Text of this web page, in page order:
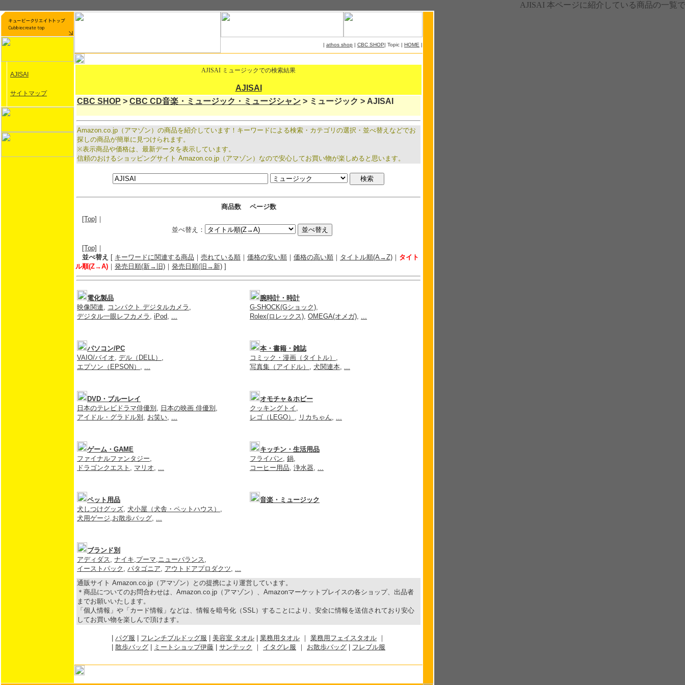
AJISAI 本ページに紹介している商品の一覧
AJISAI
サイトマップ
| athos shop | CBC SHOP| Topic | HOME |
AJISAI ミュージックでの検索結果
AJISAI
CBC SHOP > CBC CD音楽・ミュージック・ミュージシャン > ミュージック > AJISAI
Amazon.co.jp（アマゾン）の商品を紹介しています！キーワードによる検索・カテゴリの選択・並べ替えなどでお
探しの商品が簡単に見つけられます。
※表示商品や価格は、最新データを表示しています。
信頼のおけるショッピングサイト Amazon.co.jp（アマゾン）なので安心してお買い物が楽しめると思います。
商品数
ページ数
[Top] ｜
並べ替え：
[Top] ｜
並べ替え [ キーワードに関連する商品 ｜ 売れている順 ｜ 価格の安い順 ｜ 価格の高い順 ｜ タイトル順(A→Z) ｜ タイト
ル順(Z→A) ｜ 発売日順(新→旧) ｜ 発売日順(旧→新) ]
電化製品
映像関連, コンパクト デジタルカメラ ,
デジタル一眼レフカメラ , iPod, ...
腕時計・時計
G-SHOCK(Gショック),
Rolex(ロレックス), OMEGA(オメガ), ...
パソコン/PC
VAIO/バイオ, デル（DELL） ,
エプソン（EPSON） , ...
本・書籍・雑誌
コミック・漫画（タイトル） ,
写真集（アイドル） , 犬関連本, ...
DVD・ブルーレイ
日本のテレビドラマ俳優別 , 日本の映画 俳優別 ,
アイドル・グラドル別 , お笑い, ...
オモチャ＆ホビー
クッキングトイ ,
レゴ（LEGO） , リカちゃん, ...
ゲーム・GAME
ファイナルファンタジー,
ドラゴンクエスト , マリオ, ...
キッチン・生活用品
フライパン, 鍋,
コーヒー用品, 浄水器, ...
ペット用品
犬しつけグッズ, 犬小屋（犬舎・ペットハウス） ,
犬用ゲージ,お散歩バッグ, ...
音楽・ミュージック
ブランド別
アディダス, ナイキ,プーマ,ニューバランス,
イーストパック , パタゴニア, アウトドアプロダクツ, ...
通販サイト Amazon.co.jp（アマゾン）との提携により運営しています。
＊商品についてのお問合わせは、Amazon.co.jp（アマゾン）、Amazonマーケットプレイスの各ショップ、出品者
までお願いいたします。
「個人情報」や「カード情報」などは、情報を暗号化（SSL）することにより、安全に情報を送信されており安心
してお買い物を楽しんで頂けます。
パグ服 フレンチブルドッグ服 美容室 タオル 業務用タオル ｜ 業務用フェイスタオル ｜
散歩バッグ ミートショップ伊藤 サンテック ｜ イタグレ服 ｜ お散歩バッグ フレブル服